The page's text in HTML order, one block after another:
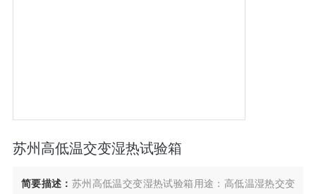
苏州高低温交变湿热试验箱
简要描述： 苏州高低温交变湿热试验箱用途：高低温湿热交变